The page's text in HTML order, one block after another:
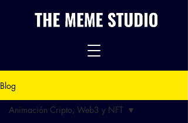
Blog
Animación Cripto, Web3 y NFT